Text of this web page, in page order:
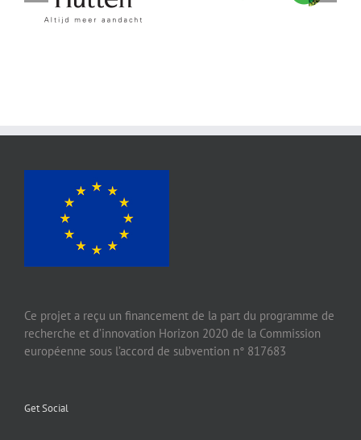
Hutten vanRijsingeningredients
Ce projet a reçu un financement de la part du programme de
recherche et d’innovation Horizon 2020 de la Commission
européenne sous l’accord de subvention n° 817683
Get Social